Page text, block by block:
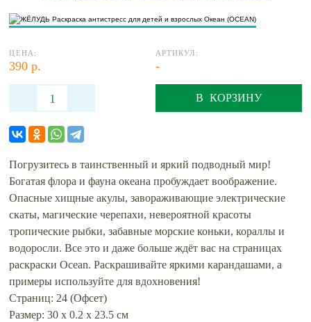
ЦЕНА:
390 р.
АРТИКУЛ:
-
В КОРЗИНУ
Погрузитесь в таинственный и яркий подводный мир!
Богатая флора и фауна океана пробуждает воображение.
Опасные хищные акулы, завораживающие электрические
скаты, магические черепахи, невероятной красоты
тропические рыбки, забавные морские коньки, кораллы и
водоросли. Все это и даже больше ждёт вас на страницах
раскраски Ocean. Раскрашивайте яркими карандашами, а
примеры используйте для вдохновения!
Страниц: 24 (Офсет)
Размер: 30 х 0.2 х 23.5 см